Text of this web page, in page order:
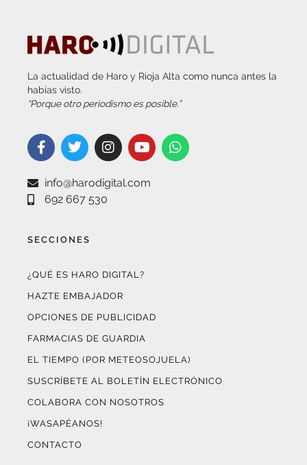
La actualidad de Haro y Rioja Alta como nunca antes la
habías visto.
“Porque otro periodismo es posible.”
info@harodigital.com
692 667 530
SECCIONES
¿QUÉ ES HARO DIGITAL?
HAZTE EMBAJADOR
OPCIONES DE PUBLICIDAD
FARMACIAS DE GUARDIA
EL TIEMPO (POR METEOSOJUELA)
SUSCRÍBETE AL BOLETÍN ELECTRÓNICO
COLABORA CON NOSOTROS
¡WASAPÉANOS!
CONTACTO